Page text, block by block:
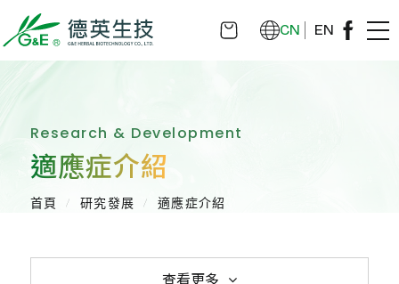
CN EN
Research & Development
適應症介紹
首頁 研究發展 適應症介紹
查看更多